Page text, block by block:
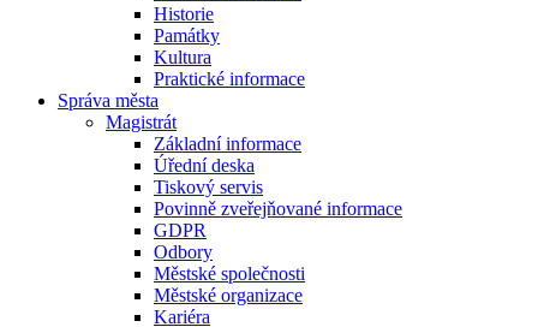
Historie
Památky
Kultura
Praktické informace
Správa města
Magistrát
Základní informace
Úřední deska
Tiskový servis
Povinně zveřejňované informace
GDPR
Odbory
Městské společnosti
Městské organizace
Kariéra